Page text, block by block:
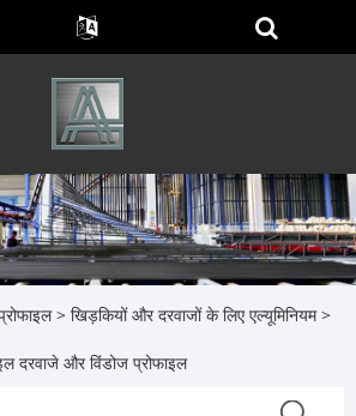
> खिड़कियों और दरवाजों के लिए एल्यूमिनियम>
दरवाजे और विंडोज प्रोफाइल